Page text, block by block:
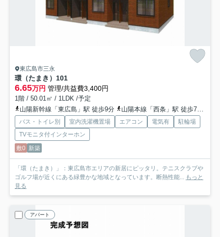
東広島市三永
環（たまき） 101
6.65万円 管理/共益費3,400円
1階 / 50.01㎡ / 1LDK /予定
山陽新幹線「東広島」駅 徒歩9分
山陽本線「西条」駅 徒歩79分
バス・トイレ別 室内洗濯機置場 エアコン 電気有
駐輪場
TVモニタ付インターホン
敷0 新築
「環（たまき）」：東広島市エリアの新居にピッタリ。テニスクラブや
ゴルフ場が近くにある緑豊かな地域となっています。断熱性能...
もっと
見る
アパート